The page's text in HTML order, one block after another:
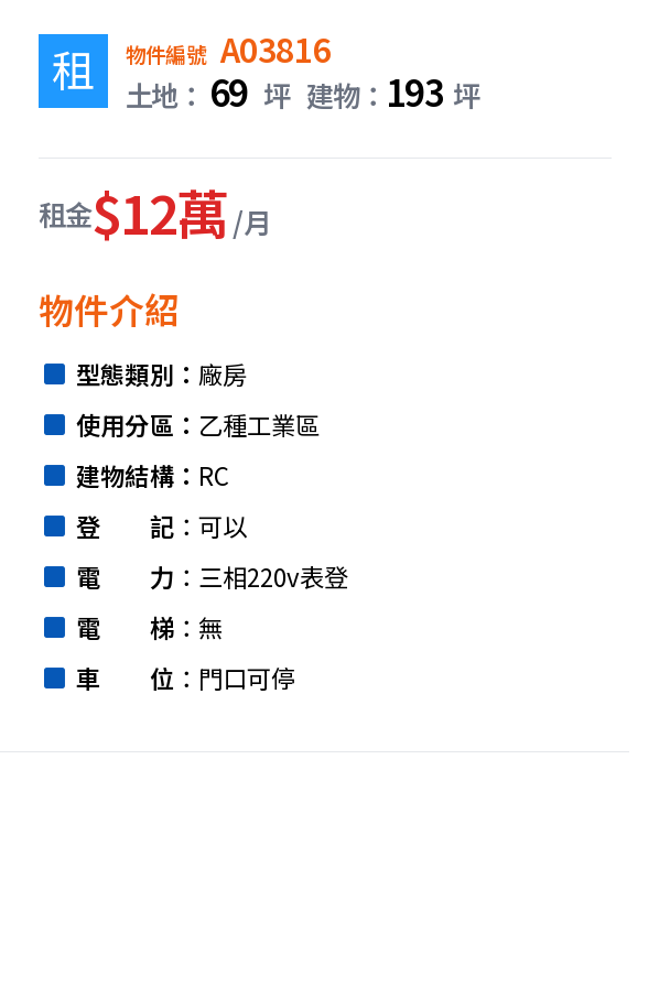
租 物件編號 A03816
土地： 69 坪 建物： 193 坪
租金$12萬/月
物件介紹
型態類別
廠房
使用分區
乙種工業區
建物結構
RC
登記
可以
電力
三相220v表登
電梯
無
車位
門口可停